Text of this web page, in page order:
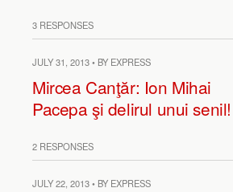
3 RESPONSES
JULY 31, 2013 • BY EXPRESS
Mircea Canţăr: Ion Mihai
Pacepa şi delirul unui senil!
2 RESPONSES
JULY 22, 2013 • BY EXPRESS